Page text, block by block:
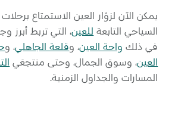
يمكن الآن لزوّار العين الاستمتاع
السياحي التابعة للعين، التي تربط أبرز
في ذلك واحة العين، وقلعة الجاهلي، و
العين، وسوق الجمال، وحتى منتجعَي
المسارات والجداول الزمنية.